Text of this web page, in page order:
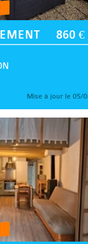
860 €
Mise à jour le 05/